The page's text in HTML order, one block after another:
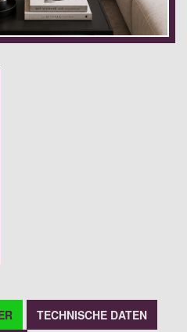
TECHNISCHE DATEN